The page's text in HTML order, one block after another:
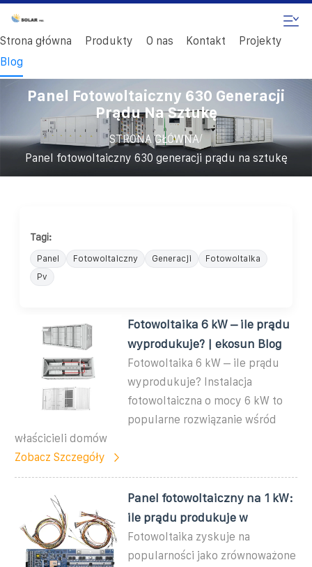
Strona główna Produkty O nas Kontakt
Projekty
Blog
Panel Fotowoltaiczny 630 Generacji
Prądu Na Sztukę
STRONA GŁÓWNA/
Panel fotowoltaiczny 630 generacji prądu na sztukę
Tagi:
Panel Fotowoltaiczny Generacji
Fotowoltaika
Pv
Fotowoltaika 6 kW – ile prądu
wyprodukuje? | ekosun Blog
Fotowoltaika 6 kW – ile prądu
wyprodukuje? Instalacja
fotowoltaiczna o mocy 6 kW to
popularne rozwiązanie wśród
właścicieli domów
Zobacz Szczegóły
Panel fotowoltaiczny na 1 kW:
ile prądu produkuje w
Fotowoltaika zyskuje na
popularności jako zrównoważone